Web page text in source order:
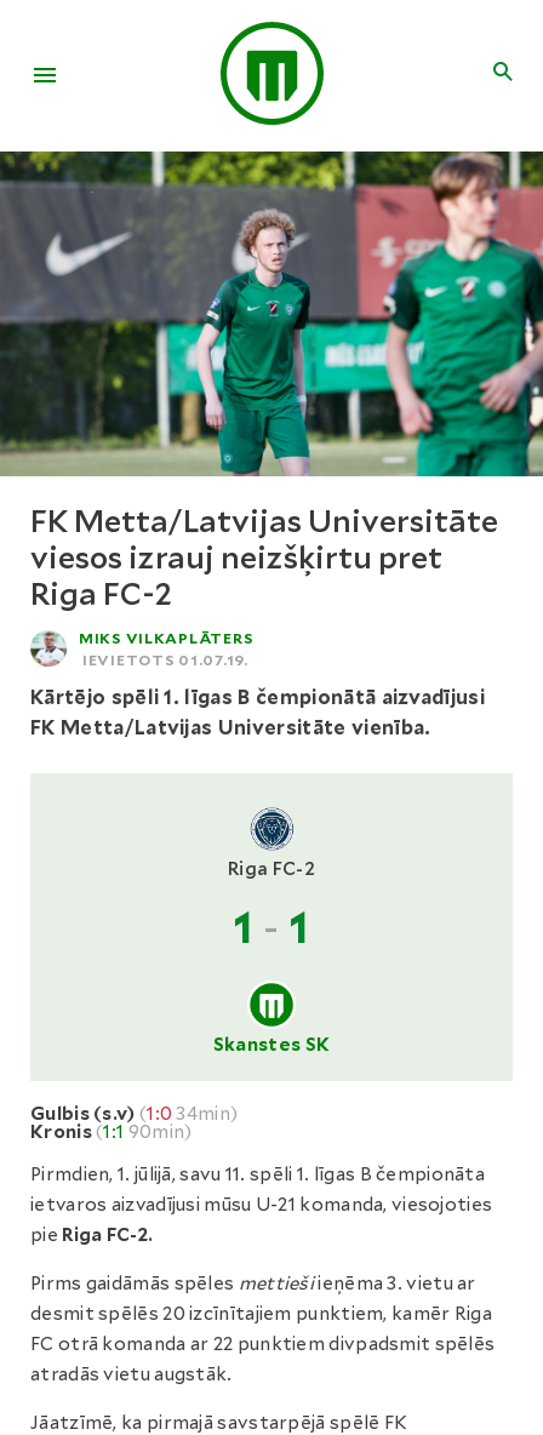
FK Metta/Latvijas Universitāte
viesos izrauj neizšķirtu pret
Riga FC-2
MIKS VILKAPLĀTERS
IEVIETOTS 01.07.19.
Kārtējo spēli 1. līgas B čempionātā aizvadījusi
FK Metta/Latvijas Universitāte vienība.
Riga FC-2
1 - 1
Skanstes SK
Gulbis (s.v) (1:0 34min)
Kronis(1:1 90min)
Pirmdien, 1. jūlijā, savu 11. spēli 1. līgas B čempionāta
ietvaros aizvadījusi mūsu U-21 komanda, viesojoties
pie Riga FC-2.
Pirms gaidāmās spēles mettiešiieņēma 3. vietu ar
desmit spēlēs 20 izcīnītajiem punktiem, kamēr Riga
FC otrā komanda ar 22 punktiem divpadsmit spēlēs
atradās vietu augstāk.
Jāatzīmē, ka pirmajā savstarpējā spēlē FK